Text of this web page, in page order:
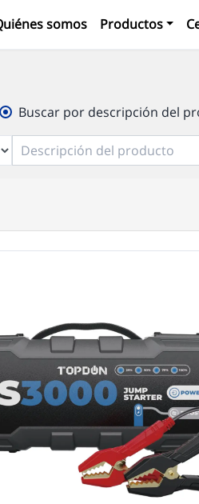
somos Productos
Buscar por descripción del